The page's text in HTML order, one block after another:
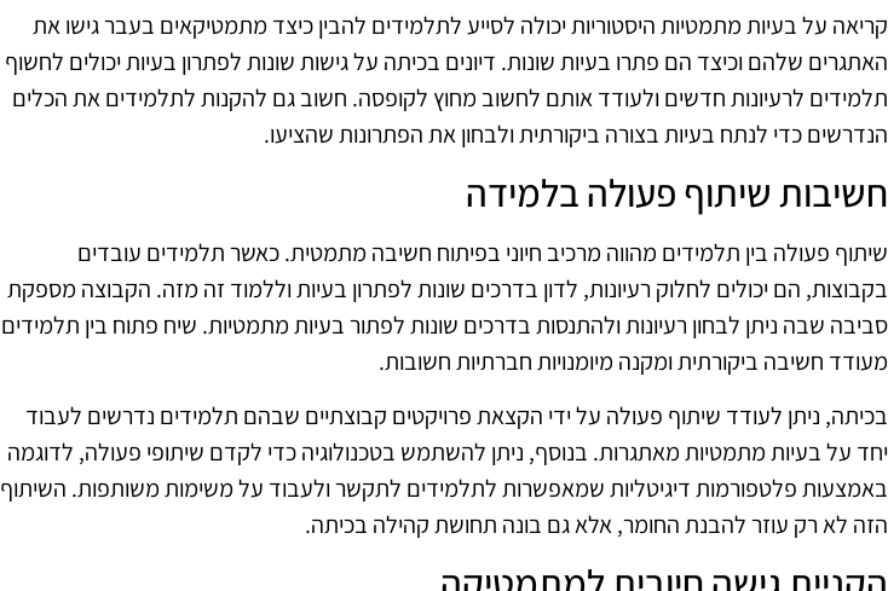
קריאה על בעיות מתמטיות היסטוריות יכולה לסייע לתלמידים להבין כיצד מתמטיקאים בעבר גישו את
האתגרים שלהם וכיצד הם פתרו בעיות שונות. דיונים בכיתה על גישות שונות לפתרון בעיות יכולים לחשוף
תלמידים לרעיונות חדשים ולעודד אותם לחשוב מחוץ לקופסה. חשוב גם להקנות לתלמידים את הכלים
הנדרשים כדי לנתח בעיות בצורה ביקורתית ולבחון את הפתרונות שהציעו.
חשיבות שיתוף פעולה בלמידה
שיתוף פעולה בין תלמידים מהווה מרכיב חיוני בפיתוח חשיבה מתמטית. כאשר תלמידים עובדים
בקבוצות, הם יכולים לחלוק רעיונות, לדון בדרכים שונות לפתרון בעיות וללמוד זה מזה. הקבוצה מספקת
סביבה שבה ניתן לבחון רעיונות ולהתנסות בדרכים שונות לפתור בעיות מתמטיות. שיח פתוח בין תלמידים
מעודד חשיבה ביקורתית ומקנה מיומנויות חברתיות חשובות.
בכיתה, ניתן לעודד שיתוף פעולה על ידי הקצאת פרויקטים קבוצתיים שבהם תלמידים נדרשים לעבוד
יחד על בעיות מתמטיות מאתגרות. בנוסף, ניתן להשתמש בטכנולוגיה כדי לקדם שיתופי פעולה, לדוגמה
באמצעות פלטפורמות דיגיטליות שמאפשרות לתלמידים לתקשר ולעבוד על משימות משותפות. השיתוף
הזה לא רק עוזר להבנת החומר, אלא גם בונה תחושת קהילה בכיתה.